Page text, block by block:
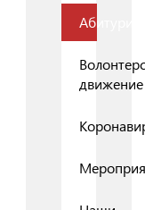
движение